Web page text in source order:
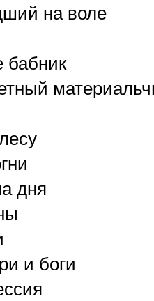
на воле
бабник
дня
и боги